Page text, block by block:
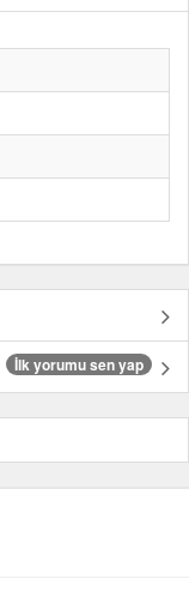
İlk yorumu sen yap